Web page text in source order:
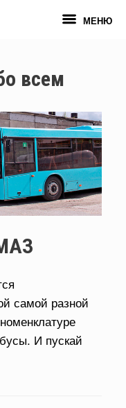
МЕНЮ
всем
самой разной
И пускай